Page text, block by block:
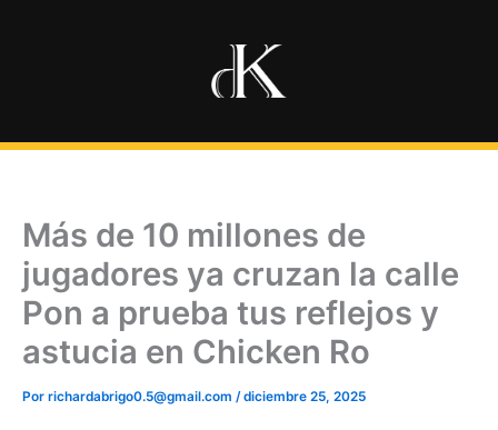
Más de 10 millones de
jugadores ya cruzan la calle
Pon a prueba tus reflejos y
astucia en Chicken Ro
Por richardabrigo0.5@gmail.com /diciembre 25, 2025